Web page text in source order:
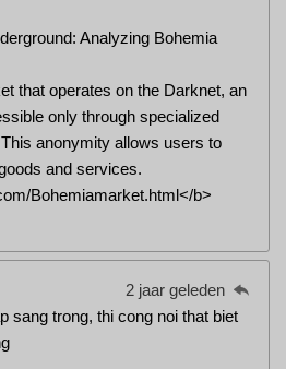
Analyzing Bohemia
that operates on the Darknet, an
only through specialized
anonymity allows users to
and services.
Bohemiamarket.html</b>
2 jaar geleden
sang trong, thi cong noi that biet